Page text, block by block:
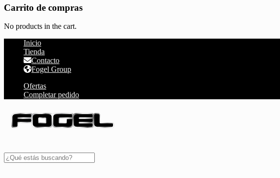
Carrito de compras
No products in the cart.
Inicio
Tienda
Contacto
Fogel Group
Ofertas
Completar pedido